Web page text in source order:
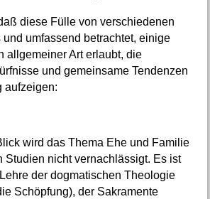
diese Fülle von verschiedenen
und umfassend betrachtet, einige
allgemeiner Art erlaubt, die
und gemeinsame Tendenzen
aufzeigen:
wird das Thema Ehe und Familie
Studien nicht vernachlässigt. Es ist
der dogmatischen Theologie
Schöpfung), der Sakramente